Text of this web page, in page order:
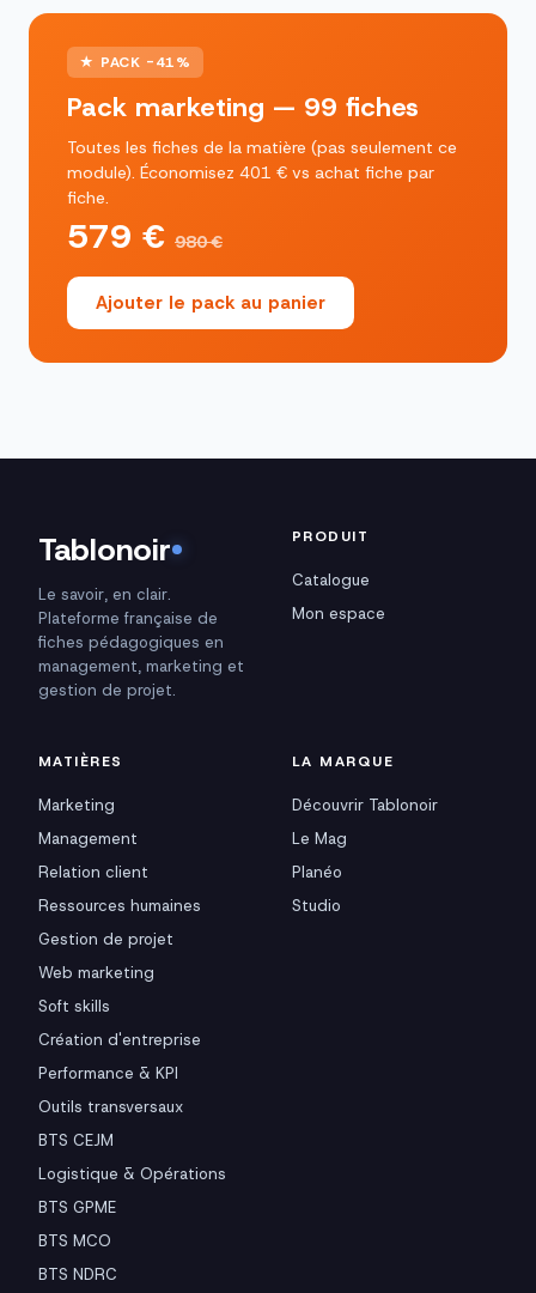
★ PACK -41%
Pack marketing — 99 fiches
Toutes les fiches de la matière (pas seulement ce
module). Économisez 401 € vs achat fiche par
fiche.
579 € 980 €
Ajouter le pack au panier
Tablonoir
Le savoir, en clair.
Plateforme française de
fiches pédagogiques en
management, marketing et
gestion de projet.
PRODUIT
Catalogue
Mon espace
MATIÈRES
Marketing
Management
Relation client
Ressources humaines
Gestion de projet
Web marketing
Soft skills
Création d'entreprise
Performance & KPI
Outils transversaux
BTS CEJM
Logistique & Opérations
BTS GPME
BTS MCO
BTS NDRC
LA MARQUE
Découvrir Tablonoir
Le Mag
Planéo
Studio